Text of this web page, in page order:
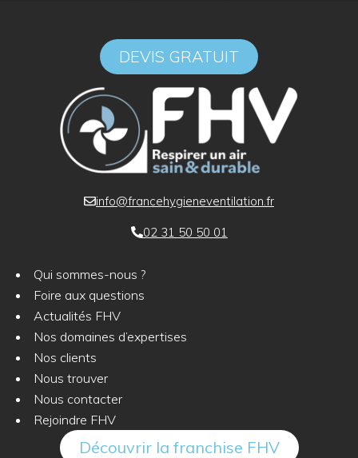
DEVIS GRATUIT
info@francehygieneventilation.fr
02 31 50 50 01
Qui sommes-nous ?
Foire aux questions
Actualités FHV
Nos domaines d’expertises
Nos clients
Nous trouver
Nous contacter
Rejoindre FHV
Découvrir la franchise FHV